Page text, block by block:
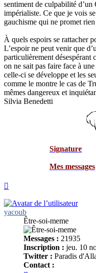
sentiment de culpabilité
impérialiste. Ce que je vois
gauchisme qui ne promet
À quels espoirs se rattacher
L’espoir ne peut venir que
particulièrement désespérant
on ne sait pas faire face à
celle-ci se développe et les
comme le montre le cas de
mêmes dangereux et
Silvia Benedetti
Signature
Mes messages
yacoub
Être-soi-meme
Messages : 21935
Inscription : jeu. 10
Twitter : Paradis
Contact :